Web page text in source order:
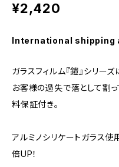
¥2,420
International shipping
ガラスフィルム『鎧』シリーズ
お客様の過失で落として割
料保証付き。
アルミノシリケートガラス
倍UP！